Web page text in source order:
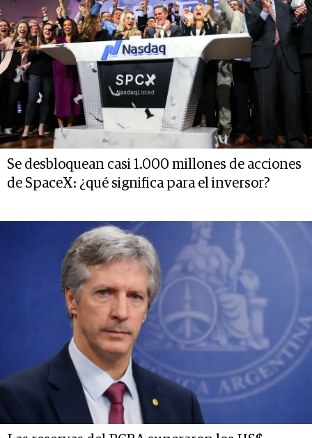
Se desbloquean casi 1.000 millones de acciones
de SpaceX: ¿qué significa para el inversor?